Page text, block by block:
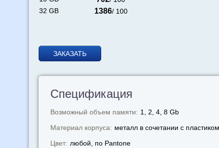
32 GB
1386/ 100
ЗАКАЗАТЬ
Спецификация
Возможный объем памяти: 1, 2, 4, 8 Gb
Материал корпуса: металл в сочетании с пластиком
Цвет: любой, по Pantone